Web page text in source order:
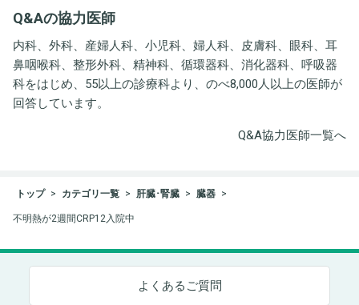
Q&Aの協力医師
内科、外科、産婦人科、小児科、婦人科、皮膚科、眼科、耳
鼻咽喉科、整形外科、精神科、循環器科、消化器科、呼吸器
科をはじめ、55以上の診療科より、のべ8,000人以上の医師が
回答しています。
Q&A協力医師一覧へ
トップ カテゴリ一覧 肝臓･腎臓 臓器
不明熱が2週間CRP12入院中
よくあるご質問